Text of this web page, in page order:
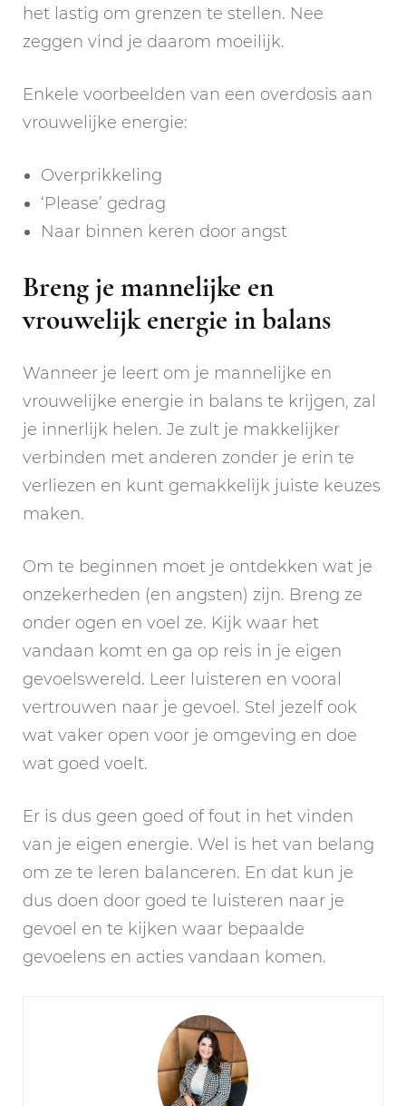
het lastig om grenzen te stellen. Nee
zeggen vind je daarom moeilijk.
Enkele voorbeelden van een overdosis aan
vrouwelijke energie:
Overprikkeling
‘Please’ gedrag
Naar binnen keren door angst
Breng je mannelijke en
vrouwelijk energie in balans
Wanneer je leert om je mannelijke en
vrouwelijke energie in balans te krijgen, zal
je innerlijk helen. Je zult je makkelijker
verbinden met anderen zonder je erin te
verliezen en kunt gemakkelijk juiste keuzes
maken.
Om te beginnen moet je ontdekken wat je
onzekerheden (en angsten) zijn. Breng ze
onder ogen en voel ze. Kijk waar het
vandaan komt en ga op reis in je eigen
gevoelswereld. Leer luisteren en vooral
vertrouwen naar je gevoel. Stel jezelf ook
wat vaker open voor je omgeving en doe
wat goed voelt.
Er is dus geen goed of fout in het vinden
van je eigen energie. Wel is het van belang
om ze te leren balanceren. En dat kun je
dus doen door goed te luisteren naar je
gevoel en te kijken waar bepaalde
gevoelens en acties vandaan komen.